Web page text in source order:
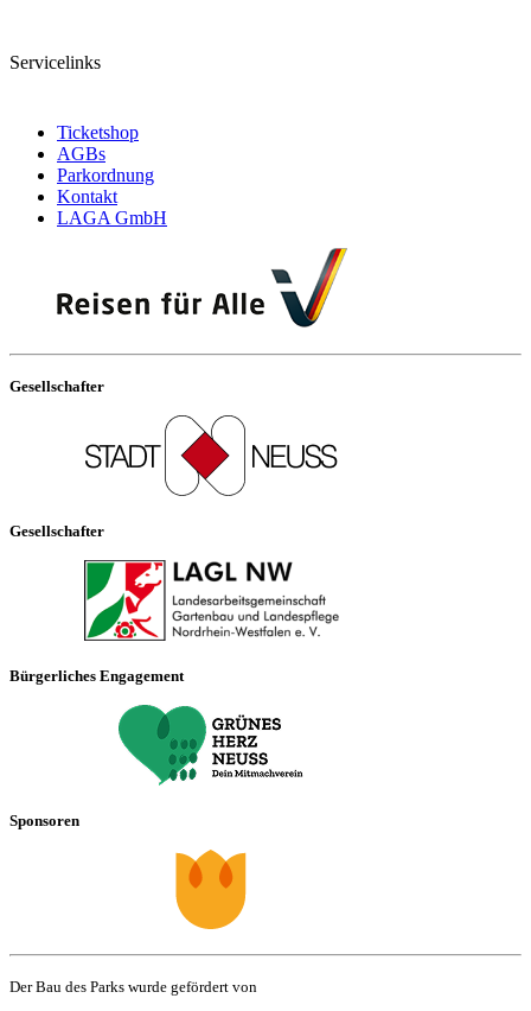
Servicelinks
Ticketshop
AGBs
Parkordnung
Kontakt
LAGA GmbH
Gesellschafter
Gesellschafter
Bürgerliches Engagement
Sponsoren
Der Bau des Parks wurde gefördert von